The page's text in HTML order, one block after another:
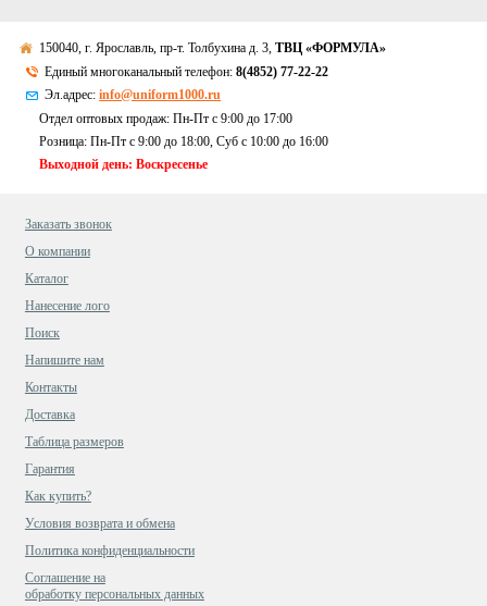
150040, г. Ярославль, пр-т. Толбухина д. 3,ТВЦ «ФОРМУЛА»
Единый многоканальный телефон:8(4852) 77-22-22
Эл.адрес:info@uniform1000.ru
Отдел оптовых продаж: Пн-Пт с 9:00 до 17:00
Розница: Пн-Пт с 9:00 до 18:00, Суб c 10:00 до 16:00
Выходной день: Воскресенье
Заказать звонок
О компании
Каталог
Нанесение лого
Поиск
Напишите нам
Контакты
Доставка
Таблица размеров
Гарантия
Как купить?
Условия возврата и обмена
Политика конфиденциальности
Cоглашение на
обработку персональных данных